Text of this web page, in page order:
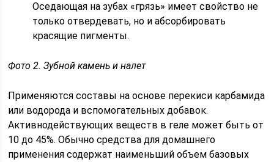
Оседающая на зубах «грязь» имеет свойство не
только отвердевать, но и абсорбировать
красящие пигменты.
Фото 2. Зубной камень и налет
Применяются составы на основе перекиси карбамида
или водорода и вспомогательных добавок.
Активнодействующих веществ в геле может быть от
10 до 45%. Обычно средства для домашнего
применения содержат наименьший объем базовых